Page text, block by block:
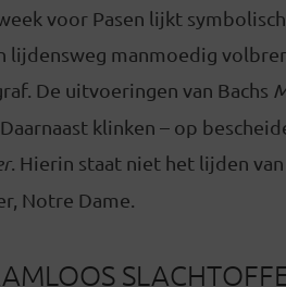
voor Pasen lijkt
lijdensweg manmoedig
De uitvoeringen van Bachs
klinken – op
. Hierin staat niet het lijden
Notre Dame.